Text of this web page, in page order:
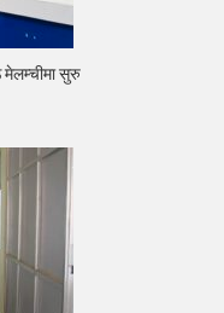
मेलम्चीमा सुरु